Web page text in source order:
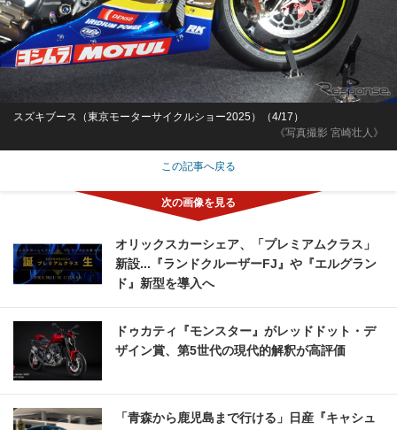
《写真撮影 宮崎壮人》
スズキブース（東京モーターサイクルショー2025）（4/17）
この記事へ戻る
オリックスカーシェア、「プレミアムクラス」
新設...『ランドクルーザーFJ』や『エルグラン
ド』新型を導入へ
ドゥカティ『モンスター』がレッドドット・デ
ザイン賞、第5世代の現代的解釈が高評価
「青森から鹿児島まで行ける」日産『キャシュ